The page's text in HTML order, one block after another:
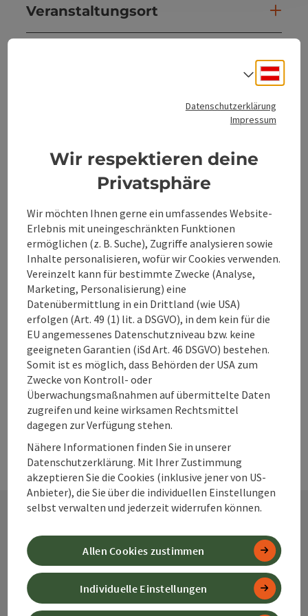
Veranstaltungsort
Barrierefreiheit
Beitrag merken
zum Merkzettel
PDF erstellen
Beitrag drucken
In der Nähe
powered by TOURDATA
Kontakt
Alpenland Tourismus GmbH
Datenschutzerklärung
Impressum
Wir respektieren deine
Privatsphäre
Wir möchten Ihnen gerne ein umfassendes Website-
Erlebnis mit uneingeschränkten Funktionen
ermöglichen (z. B. Suche), Zugriffe analysieren sowie
Inhalte personalisieren, wofür wir Cookies verwenden.
Vereinzelt kann für bestimmte Zwecke (Analyse,
Marketing, Personalisierung) eine
Datenübermittlung in ein Drittland (wie USA)
erfolgen (Art. 49 (1) lit. a DSGVO), in dem kein für die
EU angemessenes Datenschutzniveau bzw. keine
geeigneten Garantien (iSd Art. 46 DSGVO) bestehen.
Somit ist es möglich, dass Behörden der USA zum
Zwecke von Kontroll- oder
Überwachungsmaßnahmen auf übermittelte Daten
zugreifen und keine wirksamen Rechtsmittel
dagegen zur Verfügung stehen.
Nähere Informationen finden Sie in unserer
Datenschutzerklärung. Mit Ihrer Zustimmung
akzeptieren Sie die Cookies (inklusive jener von US-
Anbieter), die Sie über die individuellen Einstellungen
selbst verwalten und jederzeit widerrufen können.
Individuelle Einstellungen
Allen Cookies zustimmen